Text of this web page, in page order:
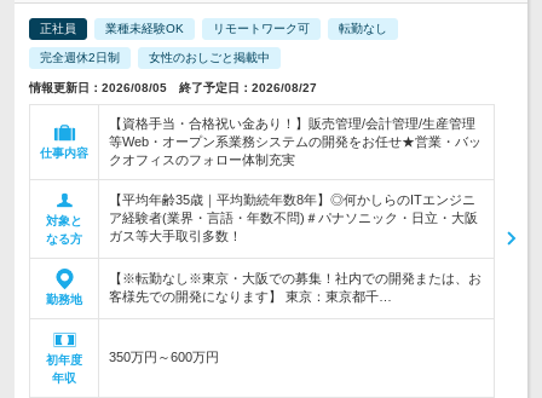
正社員 業種未経験OK リモートワーク可 転勤なし
完全週休2日制 女性のおしごと掲載中
情報更新日：2026/08/05 終了予定日：2026/08/27
仕事内容
【資格手当・合格祝い金あり！】販売管理/会計管理/生産管理
等Web・オープン系業務システムの開発をお任せ★営業・バッ
クオフィスのフォロー体制充実
対象と
なる方
【平均年齢35歳｜平均勤続年数8年】◎何かしらのITエンジニ
ア経験者(業界・言語・年数不問)＃パナソニック・日立・大阪
ガス等大手取引多数！
勤務地
【※転勤なし※東京・大阪での募集！社内での開発または、お
客様先での開発になります】 東京：東京都千…
初年度
年収
350万円～600万円